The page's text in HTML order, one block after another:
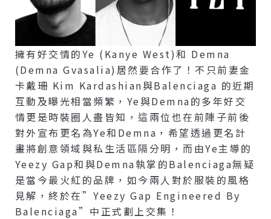
擁有好交情的Ye (Kanye West)和 Demna
(Demna Gvasalia)居然要合作了！不只前妻金
卡戴珊 Kim Kardashian與Balenciaga 的近期
互動及曝光相當頻繁，Ye與Demna的多年好交
情更是時裝圈人盡皆知，這兩位也在前陣子前後
對外宣布更名為Ye和Demna，希望透過更名計
畫將創意領域與私生活區隔分明，而由Ye主導的
Yeezy Gap和與Demna執掌的Balenciaga無疑
是當今最火紅的品牌，如今兩人對於服裝的風格
見解，終於在”Yeezy Gap Engineered By
Balenciaga”中正式劃上交集！